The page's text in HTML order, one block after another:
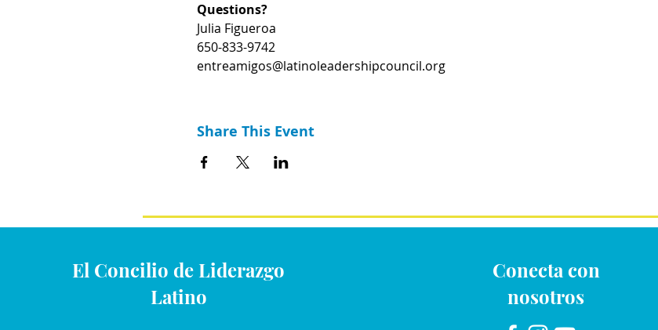
Questions?
Julia Figueroa
650-833-9742
entreamigos@latinoleadershipcouncil.org
Share This Event
El Concilio de Liderazgo
Latino
Conecta con
nosotros